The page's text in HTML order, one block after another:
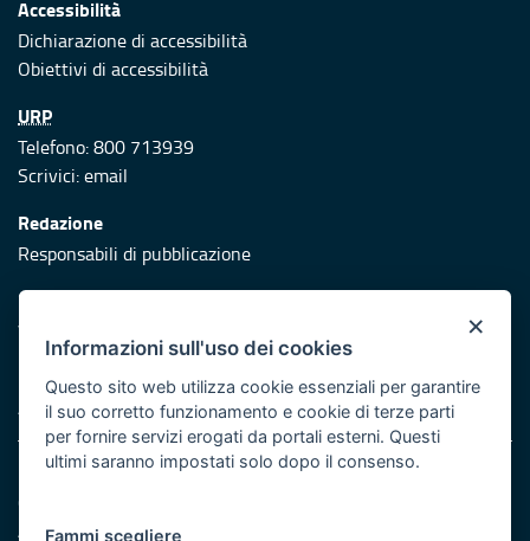
Accessibilità
Dichiarazione di accessibilità
Obiettivi di accessibilità
URP
Telefono: 800 713939
Scrivici:email
Redazione
Responsabili di pubblicazione
Protezione civile
Vai al sito di Protezione Civile Puglia
Iniziativa finanziata con risorse del POR Puglia 2014/2020 -
Asse XI
Note legali
Cookie e privacy
Atti di notifica
×
Informazioni sull'uso dei cookies
Questo sito web utilizza cookie essenziali per garantire
il suo corretto funzionamento e cookie di terze parti
per fornire servizi erogati da portali esterni. Questi
ultimi saranno impostati solo dopo il consenso.
Fammi scegliere